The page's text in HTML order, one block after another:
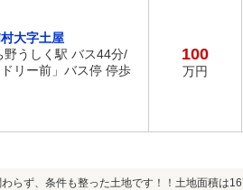
大字土屋
野うしく駅 バス44分/
ドリー前」バス停 停歩
100
万円
らず、条件も整った土地です！！土地面積は